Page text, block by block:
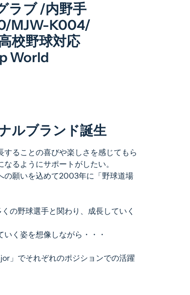
ラブ /内野手
MJW-K004/
校野球対応
World
ルブランド誕生
ることの喜びや楽しさを感じてもら
るようにサポートがしたい。
の願いを込めて2003年に「野球道場
の野球選手と関わり、成長していく
く姿を想像しながら・・・
」でそれぞれのポジションでの活躍